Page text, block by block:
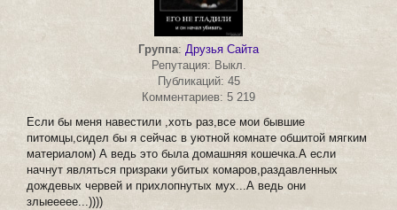
Группа: Друзья Сайта
Репутация: Выкл.
Публикаций: 45
Комментариев: 5 219
Если бы меня навестили ,хоть раз,все мои бывшие
питомцы,сидел бы я сейчас в уютной комнате обшитой мягким
материалом) А ведь это была домашняя кошечка.А если
начнут являться призраки убитых комаров,раздавленных
дождевых червей и прихлопнутых мух...А ведь они
злыеееее...))))